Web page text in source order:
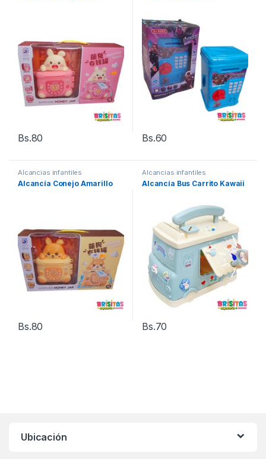
Bs.80 Bs.60
Alcancias infantiles
Alcancía Conejo Amarillo
Bs.80
Alcancias infantiles
Alcancía Bus Carrito Kawaii
Bs.70
Ubicación